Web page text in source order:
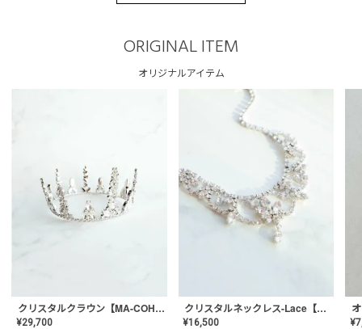
ORIGINAL ITEM
オリジナルアイテム
クリスタルクラウン【MA-COHD-01】韓国風クラウン/ウェディングクラウン/ティアラ
¥29,700
クリスタルネックレス-Lace【MA-CONL-02】
¥16,500 ¥